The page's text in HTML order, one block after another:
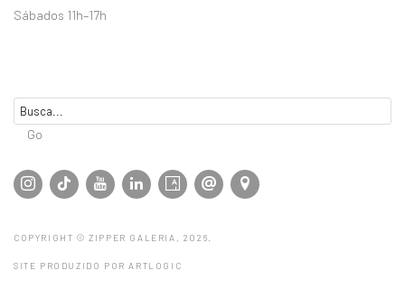
Sábados 11h–17h
Go
COPYRIGHT © ZIPPER GALERIA, 2026.
SITE PRODUZIDO POR ARTLOGIC